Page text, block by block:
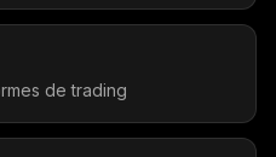
de trading